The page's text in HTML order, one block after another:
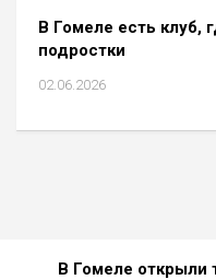
В Гомеле есть клуб,
подростки
02.06.2026
В Гомеле открыли